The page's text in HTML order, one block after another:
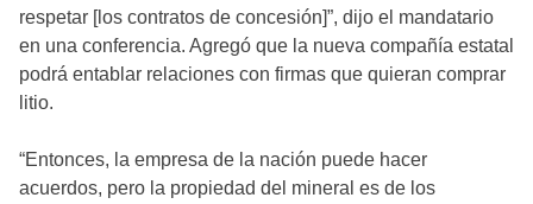
respetar [los contratos de concesión]”, dijo el mandatario
en una conferencia. Agregó que la nueva compañía estatal
podrá entablar relaciones con firmas que quieran comprar
litio.
“Entonces, la empresa de la nación puede hacer
acuerdos, pero la propiedad del mineral es de los